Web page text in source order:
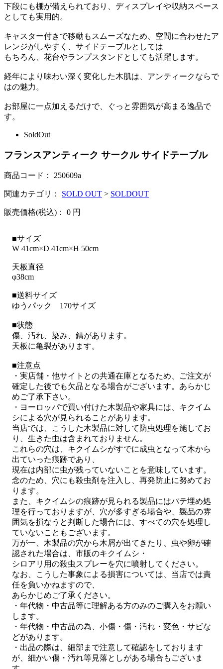
下段にも棚が備えられており、ディスプレイや収納スペース
としても実用的。
キャスター付きで移動もスムーズなため、空間に合わせたア
レンジがしやすく、サイドテーブルとしては
もちろん、花台やランプスタンドとしても活躍します。
経年により味わい深く変化した木肌は、アンティークならで
はの魅力。
お部屋に一点加えるだけで、ぐっと雰囲気が高まる逸品で
す。
SoldOut
フランスアンティーク サークル サイドテーブル
商品コード： 250609a
関連カテゴリ： SOLD OUT > SOLDOUT
販売価格(税込)： 0 円
■サイズ
W 41cm×D 41cm×H 50cm
天板直径
φ38cm
■送料サイズ
ゆうパック 170サイズ
■状態
傷、汚れ、染み、錆があります。
天板に亀裂があります。
■注意点
・実店舗・他サイトとの共通在庫となるため、ご注文が
確定した後でも欠品となる場合がございます。あらかじ
めご了承下さい。
・ヨーロッパで買い付けた木製品や家具には、キクイム
シによる穴が見られることがあります。
当店では、こうした木製品に対して防虫処理を施してお
り、生きた虫は含まれておりません。
これらの穴は、キクイムシがすでに成虫となって木から
出ていった痕跡であり、
現在は内部に虫が残っていないことを意味しています。
念のため、穴にも殺虫剤を注入し、再発防止に努めてお
ります。
また、キクイムシの痕跡が見られる製品にはパテ埋め処
理を行っておりますが、穴が多すぎる場合や、製品の雰
囲気を損なうと判断した場合には、すべての穴を処理し
ていないこともございます。
万が一、木製品の穴から木屑が出てきたり、虫や卵が確
認された場合は、市販のキクイムシ・
シロアリ用の殺虫スプレーを穴に噴射してください。
なお、こうした事象による損害については、当店では責
任を負いかねますので、
あらかじめご了承ください。
・年代物・中古品等に理解ある方のみのご購入をお願い
します。
・年代物・中古品の為、小傷・傷・汚れ・変色・サビな
どがあります。
・出品の際は、細部まで注意して確認をしております
が、細かい傷・汚れ等見落としがある場合もございま